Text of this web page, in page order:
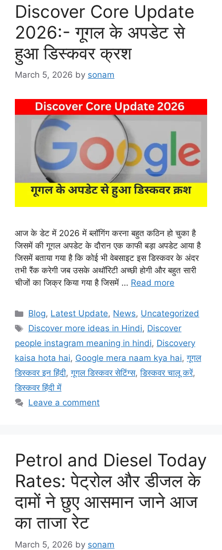
Discover Core Update
2026:- गूगल के अपडेट से
हुआ डिस्कवर क्रश
March 5, 2026 by sonam
आज के डेट में 2026 में ब्लॉगिंग करना बहुत कठिन हो चुका है
जिसमें की गूगल अपडेट के दौरान एक काफी बड़ा अपडेट आया है
जिसमें बताया गया है कि कोई भी वेबसाइट इस डिस्कवर के अंदर
तभी रैंक करेगी जब उसके अथॉरिटी अच्छी होगी और बहुत सारी
चीजों का जिक्र किया गया है जिसमें … Read more
Categories
Blog, Latest Update, News, Uncategorized
Tags
Discover more ideas in Hindi, Discover
people instagram meaning in hindi, Discovery
kaisa hota hai, Google mera naam kya hai,गूगल
डिस्कवर इन हिंदी,गूगल डिस्कवर सेटिंग्स,डिस्कवर चालू करें,
डिस्कवर हिंदी में
Leave a comment
Petrol and Diesel Today
Rates: पेट्रोल और डीजल के
दामों ने छुए आसमान जाने आज
का ताजा रेट
March 5, 2026 by sonam